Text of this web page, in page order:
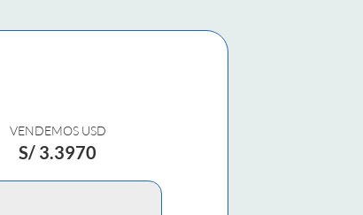
VENDEMOS USD
S/ 3.3970